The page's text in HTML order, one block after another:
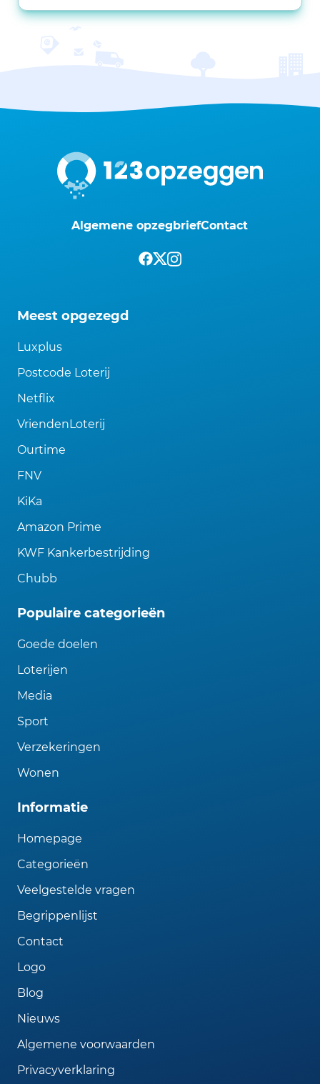
Algemene opzegbriefContact
Meest opgezegd
Luxplus
Postcode Loterij
Netflix
VriendenLoterij
Ourtime
FNV
KiKa
Amazon Prime
KWF Kankerbestrijding
Chubb
Populaire categorieën
Goede doelen
Loterijen
Media
Sport
Verzekeringen
Wonen
Informatie
Homepage
Categorieën
Veelgestelde vragen
Begrippenlijst
Contact
Logo
Blog
Nieuws
Algemene voorwaarden
Privacyverklaring